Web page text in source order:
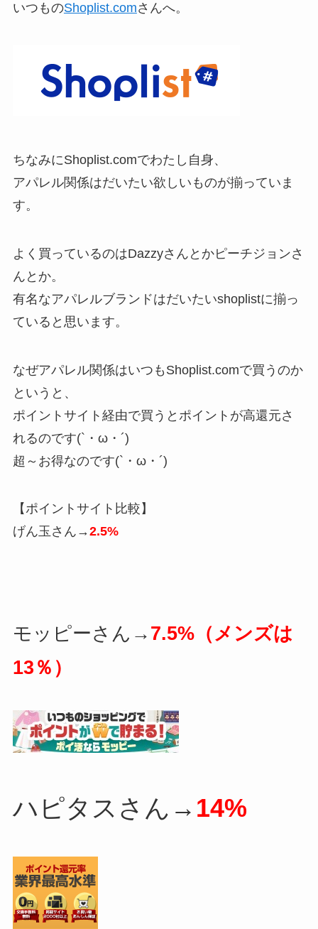
いつものShoplist.comさんへ。
ちなみにShoplist.comでわたし自身、
アパレル関係はだいたい欲しいものが揃っていま
す。
よく買っているのはDazzyさんとかピーチジョンさ
んとか。
有名なアパレルブランドはだいたいshoplistに揃っ
ていると思います。
なぜアパレル関係はいつもShoplist.comで買うのか
というと、
ポイントサイト経由で買うとポイントが高還元さ
れるのです(`・ω・´)
超～お得なのです(`・ω・´)
【ポイントサイト比較】
げん玉さん→2.5%
モッピーさん→ 7.5%（メンズは
13％）
ハピタスさん→ 14%